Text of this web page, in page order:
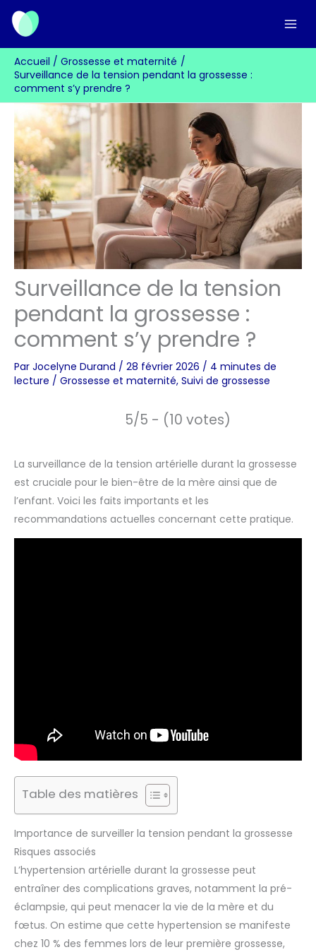
Aller
contenu
Accueil
Grossesse et maternité
Surveillance de la tension pendant la grossesse :
comment s’y prendre ?
Surveillance de la tension
pendant la grossesse :
comment s’y prendre ?
Par Jocelyne Durand / 28 février 2026 / 4 minutes de
lecture / Grossesse et maternité, Suivi de grossesse
5/5 - (10 votes)
La surveillance de la tension artérielle durant la grossesse
est cruciale pour le bien-être de la mère ainsi que de
l’enfant. Voici les faits importants et les
recommandations actuelles concernant cette pratique.
Table des matières
Importance de surveiller la tension pendant la grossesse
Risques associés
L’hypertension artérielle durant la grossesse peut
entraîner des complications graves, notamment la pré-
éclampsie, qui peut menacer la vie de la mère et du
fœtus. On estime que cette hypertension se manifeste
chez 10 % des femmes lors de leur première grossesse,